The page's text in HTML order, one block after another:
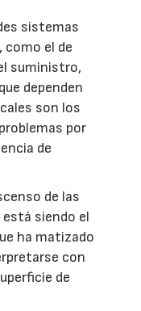
sistemas
como el de
suministro,
dependen
son los
por
de
de las
siendo el
ha matizado
con
de